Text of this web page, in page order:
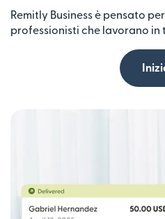
Remitly Business è pensato
professionisti che lavorano in